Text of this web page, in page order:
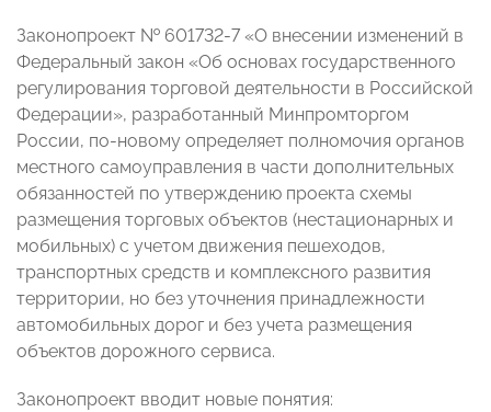
Законопроект № 601732-7 «О внесении изменений в
Федеральный закон «Об основах государственного
регулирования торговой деятельности в Российской
Федерации», разработанный Минпромторгом
России, по-новому определяет полномочия органов
местного самоуправления в части дополнительных
обязанностей по утверждению проекта схемы
размещения торговых объектов (нестационарных и
мобильных) с учетом движения пешеходов,
транспортных средств и комплексного развития
территории, но без уточнения принадлежности
автомобильных дорог и без учета размещения
объектов дорожного сервиса.
Законопроект вводит новые понятия: